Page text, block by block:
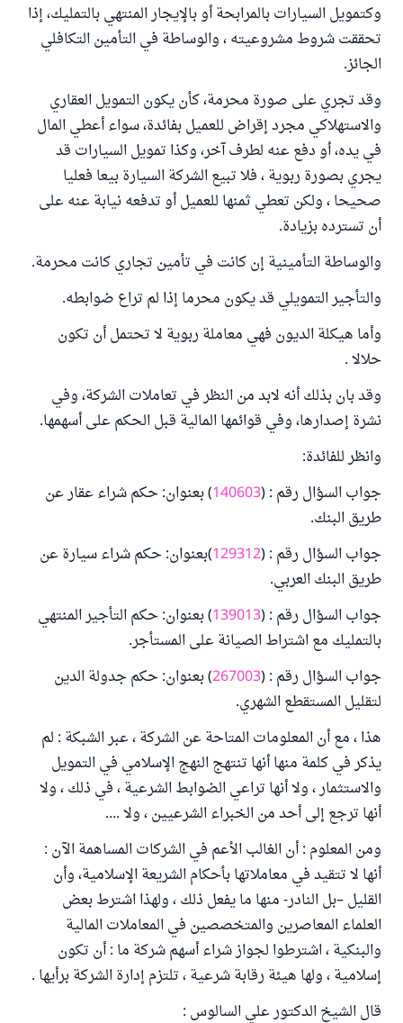
وكتمويل السيارات بالمرابحة أو بالإيجار المنتهي بالتمليك، إذا
تحققت شروط مشروعيته ، والوساطة في التأمين التكافلي
الجائز.
وقد تجري على صورة محرمة، كأن يكون التمويل العقاري
والاستهلاكي مجرد إقراض للعميل بفائدة، سواء أعطي المال
في يده، أو دفع عنه لطرف آخر، وكذا تمويل السيارات قد
يجري بصورة ربوية ، فلا تبيع الشركة السيارة بيعا فعليا
صحيحا ، ولكن تعطي ثمنها للعميل أو تدفعه نيابة عنه على
أن تسترده بزيادة.
والوساطة التأمينية إن كانت في تأمين تجاري كانت محرمة.
والتأجير التمويلي قد يكون محرما إذا لم تراع ضوابطه.
وأما هيكلة الديون فهي معاملة ربوية لا تحتمل أن تكون
حلالا .
وقد بان بذلك أنه لابد من النظر في تعاملات الشركة، وفي
نشرة إصدارها، وفي قوائمها المالية قبل الحكم على أسهمها.
وانظر للفائدة:
جواب السؤال رقم : (140603) بعنوان: حكم شراء عقار عن
طريق البنك.
جواب السؤال رقم : (129312)بعنوان: حكم شراء سيارة عن
طريق البنك العربي.
جواب السؤال رقم : (139013) بعنوان: حكم التأجير المنتهي
بالتمليك مع اشتراط الصيانة على المستأجر.
جواب السؤال رقم : (267003) بعنوان: حكم جدولة الدين
لتقليل المستقطع الشهري.
هذا ، مع أن المعلومات المتاحة عن الشركة ، عبر الشبكة : لم
يذكر في كلمة منها أنها تنتهج النهج الإسلامي في التمويل
والاستثمار ، ولا أنها تراعي الضوابط الشرعية ، في ذلك ، ولا
أنها ترجع إلى أحد من الخبراء الشرعيين ، ولا ....
ومن المعلوم : أن الغالب الأعم في الشركات المساهمة الآن :
أنها لا تتقيد في معاملاتها بأحكام الشريعة الإسلامية، وأن
القليل –بل النادر- منها ما يفعل ذلك ، ولهذا اشترط بعض
العلماء المعاصرين والمتخصصين في المعاملات المالية
والبنكية ، اشترطوا لجواز شراء أسهم شركة ما : أن تكون
إسلامية ، ولها هيئة رقابة شرعية ، تلتزم إدارة الشركة برأيها .
قال الشيخ الدكتور علي السالوس :